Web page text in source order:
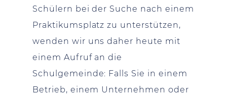
Schülern bei der Suche nach einem
Praktikumsplatz zu unterstützen,
wenden wir uns daher heute mit
einem Aufruf an die
Schulgemeinde: Falls Sie in einem
Betrieb, einem Unternehmen oder